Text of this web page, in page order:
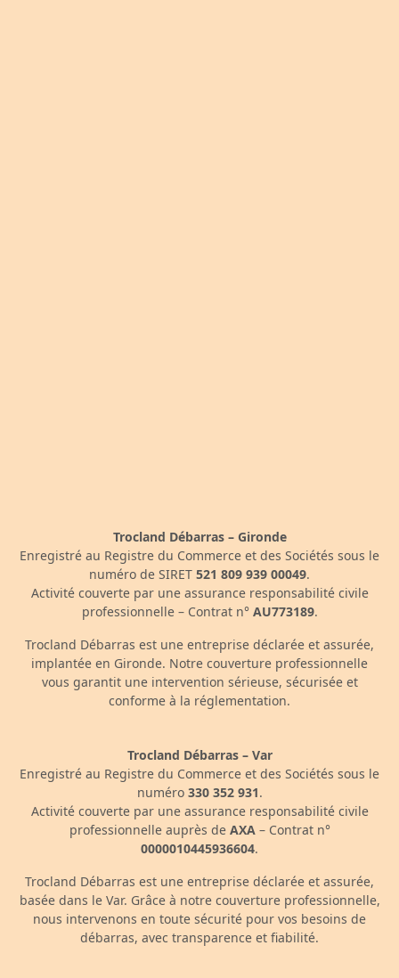
Trocland Débarras – Gironde
Enregistré au Registre du Commerce et des Sociétés sous le
numéro de SIRET 521 809 939 00049.
Activité couverte par une assurance responsabilité civile
professionnelle – Contrat n° AU773189.
Trocland Débarras est une entreprise déclarée et assurée,
implantée en Gironde. Notre couverture professionnelle
vous garantit une intervention sérieuse, sécurisée et
conforme à la réglementation.
Trocland Débarras – Var
Enregistré au Registre du Commerce et des Sociétés sous le
numéro 330 352 931.
Activité couverte par une assurance responsabilité civile
professionnelle auprès de AXA– Contrat n°
0000010445936604.
Trocland Débarras est une entreprise déclarée et assurée,
basée dans le Var. Grâce à notre couverture professionnelle,
nous intervenons en toute sécurité pour vos besoins de
débarras, avec transparence et fiabilité.